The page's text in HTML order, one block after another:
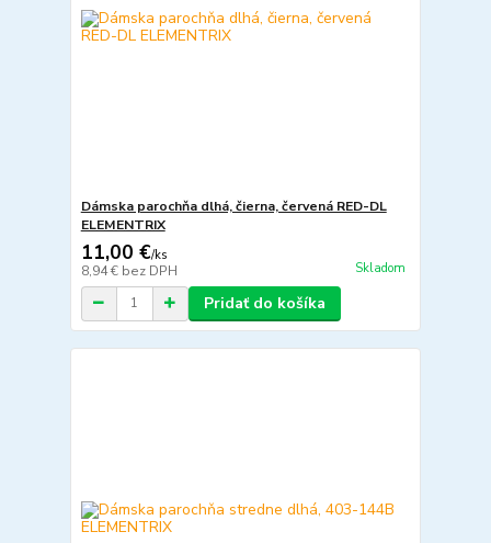
Dámska parochňa dlhá, čierna, červená RED-DL
ELEMENTRIX
11,00 €/ks
8,94 € bez DPH Skladom
Pridať do košíka